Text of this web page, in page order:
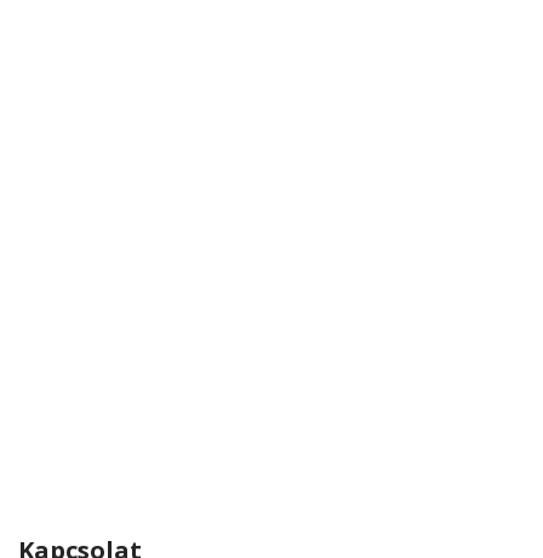
Kapcsolat